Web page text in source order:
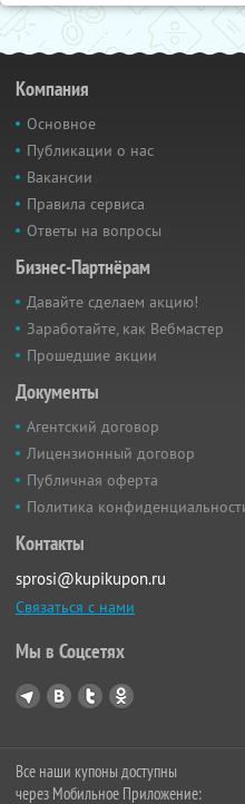
Компания
Основное
Публикации о нас
Вакансии
Правила сервиса
Ответы на вопросы
Бизнес-Партнёрам
Давайте сделаем акцию!
Заработайте, как Вебмастер
Прошедшие акции
Документы
Агентский договор
Лицензионный договор
Публичная оферта
Политика
Контакты
sprosi@kupikupon.ru
Связаться с нами
Мы в Соцсетях
Все наши купоны доступны
через Мобильное Приложение: